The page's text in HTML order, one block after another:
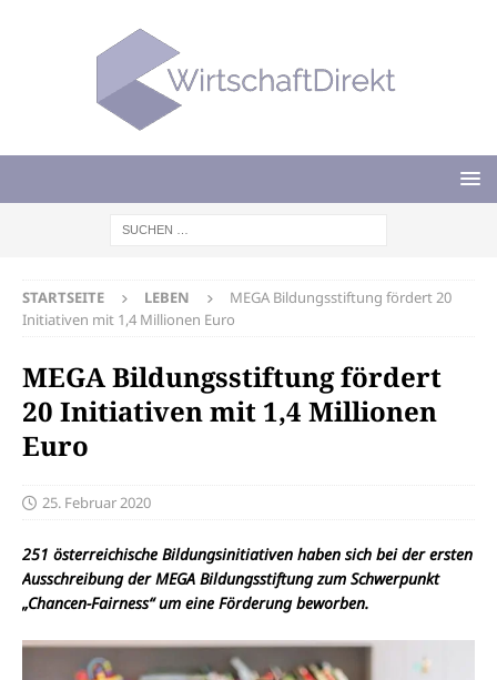
STARTSEITE LEBEN
MEGA Bildungsstiftung fördert 20
Initiativen mit 1,4 Millionen Euro
MEGA Bildungsstiftung fördert
20 Initiativen mit 1,4 Millionen
Euro
25. Februar 2020
251 österreichische Bildungsinitiativen haben sich bei der ersten
Ausschreibung der MEGA Bildungsstiftung zum Schwerpunkt
„Chancen-Fairness“ um eine Förderung beworben.